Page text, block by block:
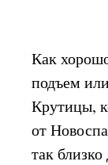
Как
подъем
Крутицы,
от
так